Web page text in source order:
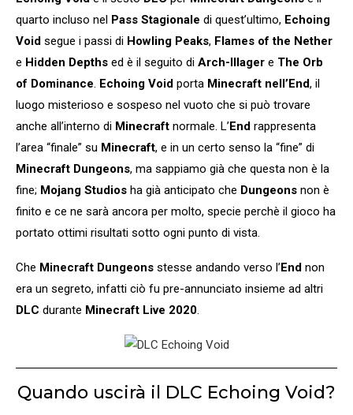
quarto incluso nel
Pass Stagionale di quest’ultimo, Echoing
Void segue i passi di Howling Peaks, Flames of the Nether
e Hidden Depths ed è il seguito di Arch-Illager e The Orb
of Dominance. Echoing Void porta Minecraft nell’End, il
luogo misterioso e sospeso nel vuoto che si può trovare
anche all’interno di Minecraft normale. L’ End rappresenta
l’area “finale” su Minecraft, e in un certo senso la “fine” di
Minecraft Dungeons, ma sappiamo già che questa non è la
fine; Mojang Studios ha già anticipato che Dungeons non è
finito e ce ne sarà ancora per molto, specie perchè il gioco ha
portato ottimi risultati sotto ogni punto di vista.
Che Minecraft Dungeons stesse andando verso l’ End non
era un segreto, infatti ciò fu pre-annunciato insieme ad altri
DLC durante Minecraft Live 2020.
Quando uscirà il DLC Echoing Void?